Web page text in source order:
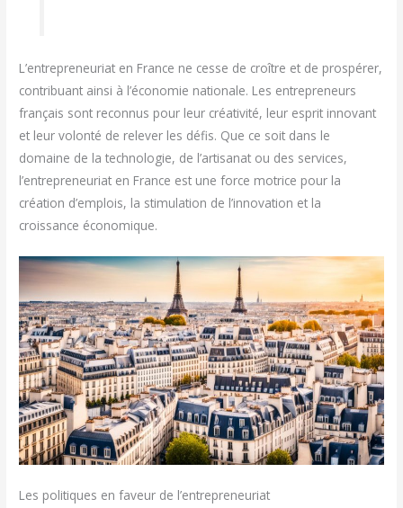
L’entrepreneuriat en France ne cesse de croître et de prospérer,
contribuant ainsi à l’économie nationale. Les entrepreneurs
français sont reconnus pour leur créativité, leur esprit innovant
et leur volonté de relever les défis. Que ce soit dans le
domaine de la technologie, de l’artisanat ou des services,
l’entrepreneuriat en France est une force motrice pour la
création d’emplois, la stimulation de l’innovation et la
croissance économique.
Les politiques en faveur de l’entrepreneuriat